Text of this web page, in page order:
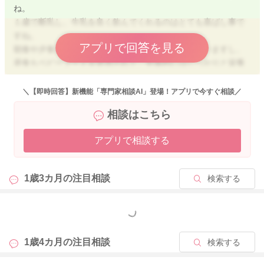
ね。
１歳で断乳し、牛乳を良く飲んでくれるのはとても喜ばし事で
朝食や夕食もとてもバランスの整った食事をされていますし、
昼食もベビーフードを使用されて、全体的にはしっかりと栄養
を補給できていると感じます。
子どもが偏食になる理由とは、成長するにつれ自我の芽生えと
ともに自己主張が強くなる時期となり、その影響が食事に表れ
いという本能的なものが備わっていて、そういったことが偏食
につながっていることもあります。もともと人間には「新寄の
す。それは、自分の身を守る上で大事な感覚とされており、初
られます。お子さんの偏食で悩む方は、このような事実がある
ことをママやパパがしっかりと理解することで、客観的に子ど
アプリで回答を見る
＼【即時回答】新機能「専門家相談AI」登場！アプリで今すぐ相談／
相談はこちら
アプリで相談する
1歳3カ月の注目相談 検索する
もっと見る
1歳4カ月の注目相談 検索する